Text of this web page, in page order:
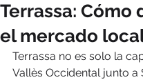
Terrassa: Cómo
el mercado
Terrassa no es solo la
Vallès Occidental junto a